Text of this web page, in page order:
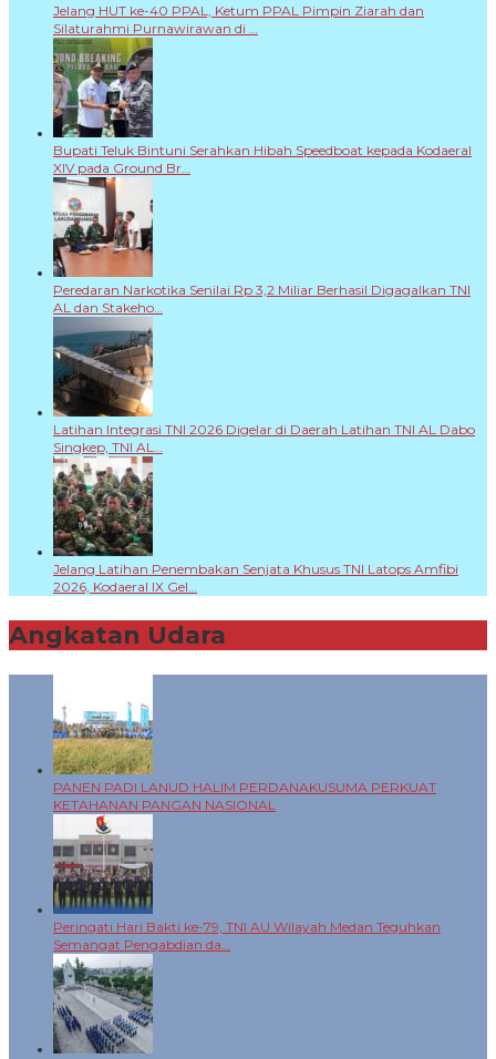
Jelang HUT ke-40 PPAL, Ketum PPAL Pimpin Ziarah dan
Silaturahmi Purnawirawan di …
Bupati Teluk Bintuni Serahkan Hibah Speedboat kepada Kodaeral
XIV pada Ground Br…
Peredaran Narkotika Senilai Rp 3,2 Miliar Berhasil Digagalkan TNI
AL dan Stakeho…
Latihan Integrasi TNI 2026 Digelar di Daerah Latihan TNI AL Dabo
Singkep, TNI AL…
Jelang Latihan Penembakan Senjata Khusus TNI Latops Amfibi
2026, Kodaeral IX Gel…
Angkatan Udara
PANEN PADI LANUD HALIM PERDANAKUSUMA PERKUAT
KETAHANAN PANGAN NASIONAL
Peringati Hari Bakti ke-79, TNI AU Wilayah Medan Teguhkan
Semangat Pengabdian da…